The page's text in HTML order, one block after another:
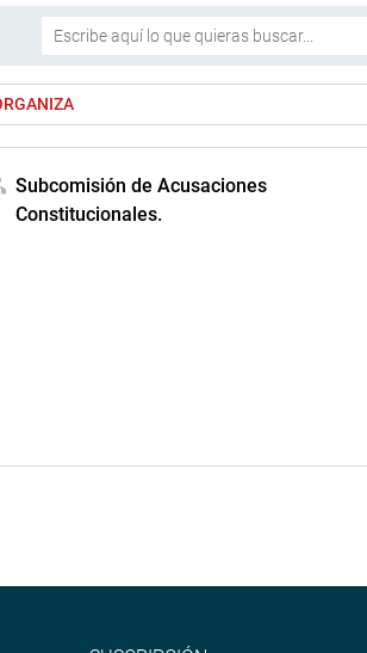
Subcomisión de Acusaciones
Constitucionales.